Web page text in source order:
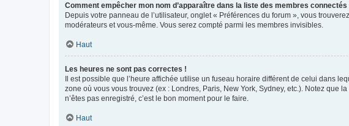
Comment empêcher mon nom d’apparaître dans la liste des membres connectés
Depuis votre panneau de l’utilisateur, onglet « Préférences du forum », vous
modérateurs et vous-même. Vous serez compté parmi les membres invisibles.
Haut
Les heures ne sont pas correctes !
Il est possible que l’heure affichée utilise un fuseau horaire différent de celui dans
zone où vous vous trouvez (ex : Londres, Paris, New York, Sydney, etc.). Notez que
n’êtes pas enregistré, c’est le bon moment pour le faire.
Haut